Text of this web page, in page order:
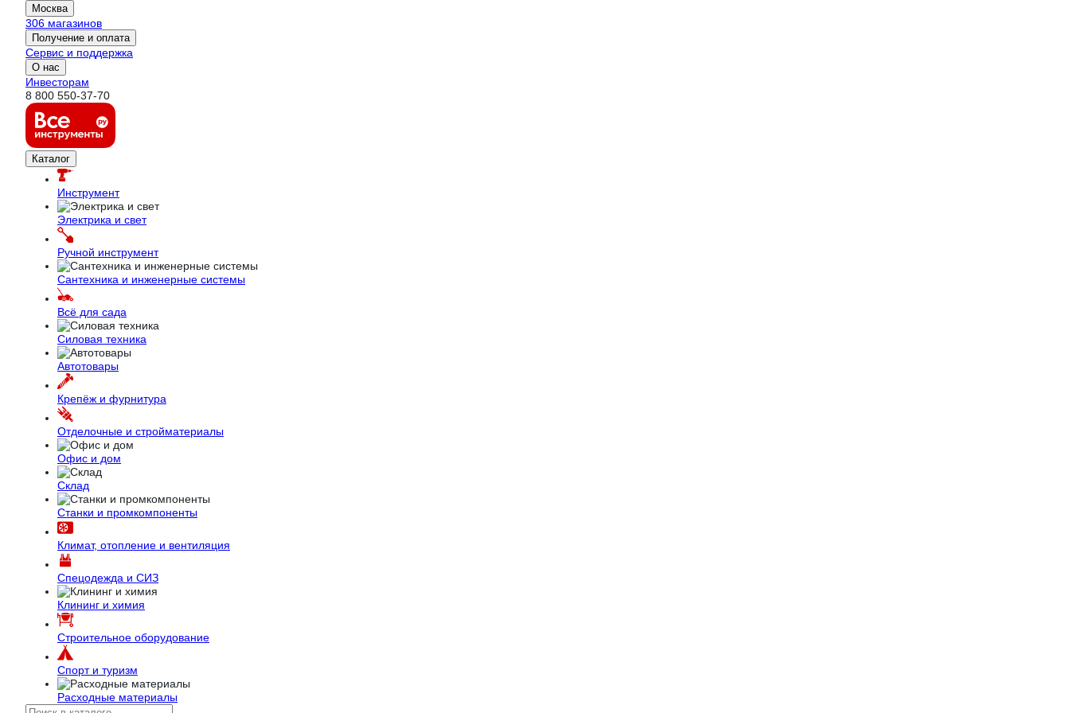
Москва
306 магазинов
Получение и оплата
Сервис и поддержка
О нас
Инвесторам
8 800 550-37-70
Каталог
Инструмент
Электрика и свет
Ручной инструмент
Сантехника и инженерные системы
Всё для сада
Силовая техника
Автотовары
Крепёж и фурнитура
Отделочные и стройматериалы
Офис и дом
Склад
Станки и промкомпоненты
Климат, отопление и вентиляция
Спецодежда и СИЗ
Клининг и химия
Строительное оборудование
Спорт и туризм
Расходные материалы